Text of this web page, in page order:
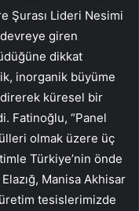
Şurası Lideri Nesimi
devreye giren
dikkat
inorganik büyüme
küresel bir
Fatinoğlu, “Panel
olmak üzere üç
Türkiye’nin önde
Elazığ, Manisa Akhisar
tesislerimizde